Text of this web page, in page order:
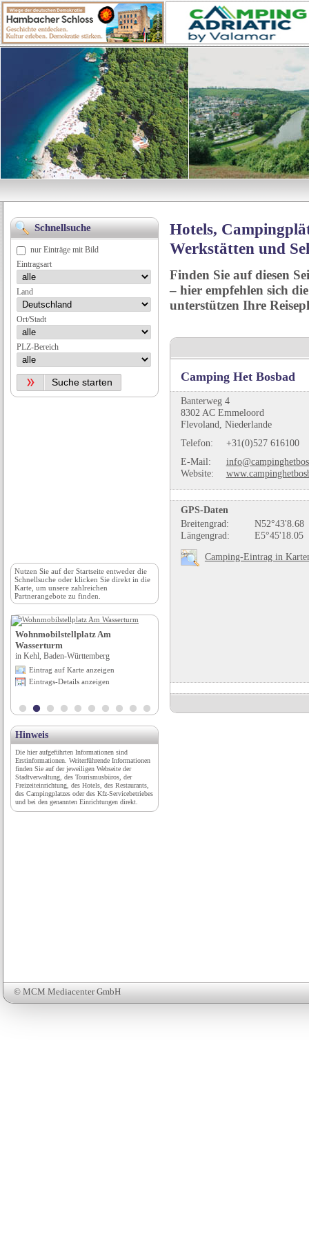
Hotels,
Werkstätten und
Finden Sie auf diesen
– hier empfehlen sich
unterstützen Ihre
Camping Het Bosbad
Banterweg 4
8302 AC Emmeloord
Flevoland, Niederlande
Telefon:
+31(0)527 616100
E-Mail:
Website:
GPS-Daten
Breitengrad:
N52°43'8.68
Längengrad:
E5°45'18.05
Camping-Eintrag in
© MCM Mediacenter GmbH
Schnellsuche
nur Einträge mit Bild
Eintragsart
Land
Ort/Stadt
PLZ-Bereich
Nutzen Sie auf der Startseite entweder die
Schnellsuche oder klicken Sie direkt in die
Karte, um unsere zahlreichen
Partnerangebote zu finden.
Wohnmobilstellplatz Am
Wasserturm
in Kehl, Baden-Württemberg
Eintrag auf Karte anzeigen
Eintrags-Details anzeigen
Hinweis
Die hier aufgeführten Informationen sind
Erstinformationen. Weiterführende Informationen
finden Sie auf der jeweiligen Webseite der
Stadtverwaltung, des Tourismusbüros, der
Freizeiteinrichtung, des Hotels, des Restaurants,
des Campingplatzes oder des Kfz-Servicebetriebes
und bei den genannten Einrichtungen direkt.